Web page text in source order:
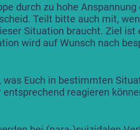
durch zu hohe
Teilt bitte auch mit,
Situation braucht. Ziel ist
wird auf Wunsch nach
Euch in bestimmten
reagieren